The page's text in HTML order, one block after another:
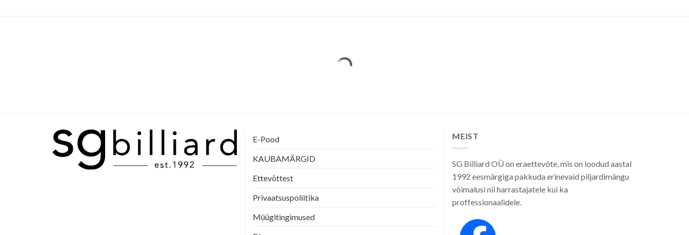
E-Pood
KAUBAMÄRGID
Ettevõttest
Privaatsuspoliitika
Müügitingimused
MEIST
SG Billiard OÜ on eraettevõte, mis on loodud aastal
1992 eesmärgiga pakkuda erinevaid piljardimängu
võimalusi nii harrastajatele kui ka
proffessionaalidele.